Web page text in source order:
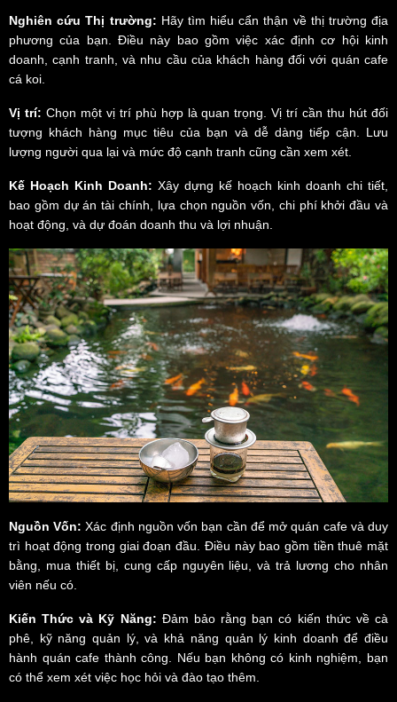
Nghiên cứu Thị trường: Hãy tìm hiểu cẩn thận về thị trường địa
phương của bạn. Điều này bao gồm việc xác định cơ hội kinh
doanh, cạnh tranh, và nhu cầu của khách hàng đối với quán cafe
cá koi.
Vị trí: Chọn một vị trí phù hợp là quan trọng. Vị trí cần thu hút đối
tượng khách hàng mục tiêu của bạn và dễ dàng tiếp cận. Lưu
lượng người qua lại và mức độ cạnh tranh cũng cần xem xét.
Kế Hoạch Kinh Doanh: Xây dựng kế hoạch kinh doanh chi tiết,
bao gồm dự án tài chính, lựa chọn nguồn vốn, chi phí khởi đầu và
hoạt động, và dự đoán doanh thu và lợi nhuận.
Nguồn Vốn:Xác định nguồn vốn bạn cần để mở quán cafe và duy
trì hoạt động trong giai đoạn đầu. Điều này bao gồm tiền thuê mặt
bằng, mua thiết bị, cung cấp nguyên liệu, và trả lương cho nhân
viên nếu có.
Kiến Thức và Kỹ Năng: Đảm bảo rằng bạn có kiến thức về cà
phê, kỹ năng quản lý, và khả năng quản lý kinh doanh để điều
hành quán cafe thành công. Nếu bạn không có kinh nghiệm, bạn
có thể xem xét việc học hỏi và đào tạo thêm.